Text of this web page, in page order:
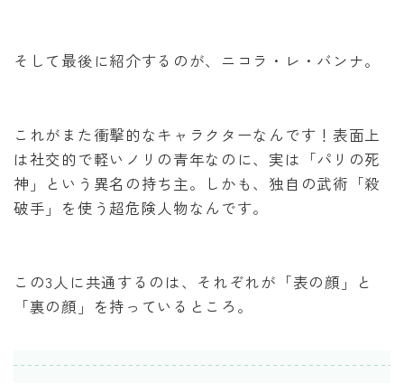
そして最後に紹介するのが、ニコラ・レ・バンナ。
これがまた衝撃的なキャラクターなんです！表面上
は社交的で軽いノリの青年なのに、実は「パリの死
神」という異名の持ち主。しかも、独自の武術「殺
破手」を使う超危険人物なんです。
この3人に共通するのは、それぞれが「表の顔」と
「裏の顔」を持っているところ。